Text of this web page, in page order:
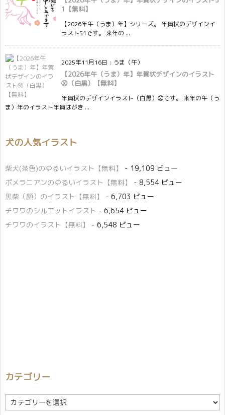
1【無料】
【2026年午（うま）年】シリーズ。 年賀状のデザインイ
ラスト51です。 来年の ...
2025年11月16日 : うま（午）
【2026年午（うま）年】年賀状デザインのイラスト
㊿（白黒）【無料】
年賀状のデザインイラスト（白黒）㊿です。 来年の午（う
ま）年のイラスト年賀はがき ...
犬の人気イラスト
柴犬(茶色)のゆるいイラスト【無料】
- 19,109 ビュー
ポメラニアンのゆるいイラスト【無料】
- 8,554 ビュー
黒柴（顔）のイラスト【無料】
- 6,703 ビュー
チワワのシルエットイラスト - 6,654 ビュー
チワワのイラスト【無料】
- 6,548 ビュー
カテゴリー
カ
テ